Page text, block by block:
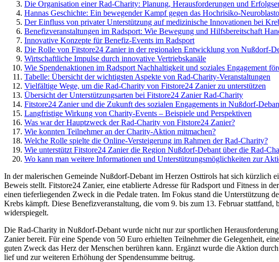
Die Organisation einer Rad-Charity: Planung, Herausforderungen und
Hannas Geschichte: Ein bewegender Kampf gegen das Hochrisiko-
Der Einfluss von privater Unterstützung auf medizinische Innovationen bei
Benefizveranstaltungen im Radsport: Wie Bewegung und Hilfsbereitschaft
Innovative Konzepte für Benefiz-Events im Radsport
Die Rolle von Fitstore24 Zanier in der regionalen Entwicklung von Nußdorf-
Wirtschaftliche Impulse durch innovative Vertriebskanäle
Wie Spendenaktionen im Radsport Nachhaltigkeit und soziales Engagement
Tabelle: Übersicht der wichtigsten Aspekte von Rad-Charity-Veranstaltungen
Vielfältige Wege, um die Rad-Charity von Fitstore24 Zanier zu unterstützen
Übersicht der Unterstützungsarten bei Fitstore24 Zanier Rad-Charity
Fitstore24 Zanier und die Zukunft des sozialen Engagements in Nußdorf-
Langfristige Wirkung von Charity-Events – Beispiele und Perspektiven
Was war der Hauptzweck der Rad-Charity von Fitstore24 Zanier?
Wie konnten Teilnehmer an der Charity-Aktion mitmachen?
Welche Rolle spielte die Online-Versteigerung im Rahmen der Rad-Charity?
Wie unterstützt Fitstore24 Zanier die Region Nußdorf-Debant über die Rad-
Wo kann man weitere Informationen und Unterstützungsmöglichkeiten zur
In der malerischen Gemeinde Nußdorf-Debant im Herzen Osttirols hat sich kürzlich
Beweis stellt. Fitstore24 Zanier, eine etablierte Adresse für Radsport und Fitness in
einen tieferliegenden Zweck in die Pedale traten. Im Fokus stand die Unterstützung
Krebs kämpft. Diese Benefizveranstaltung, die vom 9. bis zum 13. Februar
widerspiegelt.
Die Rad-Charity in Nußdorf-Debant wurde nicht nur zur sportlichen
Zanier bereit. Für eine Spende von 50 Euro erhielten Teilnehmer die Gelegenheit,
guten Zweck das Herz der Menschen berühren kann. Ergänzt wurde die Aktion
lief und zur weiteren Erhöhung der Spendensumme beitrug.